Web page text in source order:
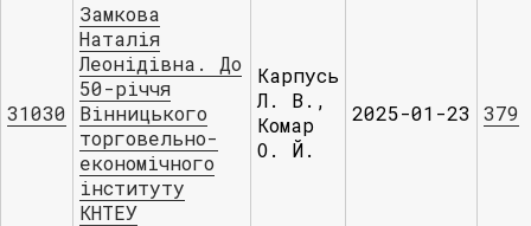
31030
Замкова
Наталія
Леонідівна. До
50-річчя
Вінницького
торговельно-
економічного
інституту
КНТЕУ
Карпусь
Л. В.,
Комар
О. Й.
2025-01-23 379